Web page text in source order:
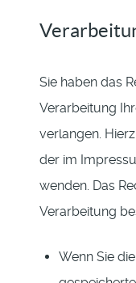
Sie haben das
Verarbeitung
verlangen.
der im
wenden. Das
Verarbeitung
Wenn Sie